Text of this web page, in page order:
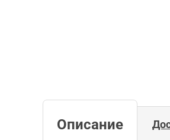
Описание